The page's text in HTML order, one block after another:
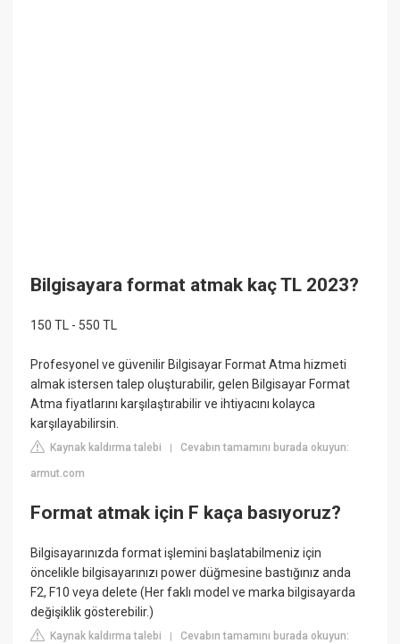
Bilgisayara format atmak kaç TL 2023?
150 TL - 550 TL
Profesyonel ve güvenilir Bilgisayar Format Atma hizmeti
almak istersen talep oluşturabilir, gelen Bilgisayar Format
Atma fiyatlarını karşılaştırabilir ve ihtiyacını kolayca
karşılayabilirsin.
Kaynak kaldırma talebi |Cevabın tamamını burada okuyun:
armut.com
Format atmak için F kaça basıyoruz?
Bilgisayarınızda format işlemini başlatabilmeniz için
öncelikle bilgisayarınızı power düğmesine bastığınız anda
F2, F10 veya delete (Her faklı model ve marka bilgisayarda
değişiklik gösterebilir.)
Kaynak kaldırma talebi |Cevabın tamamını burada okuyun: